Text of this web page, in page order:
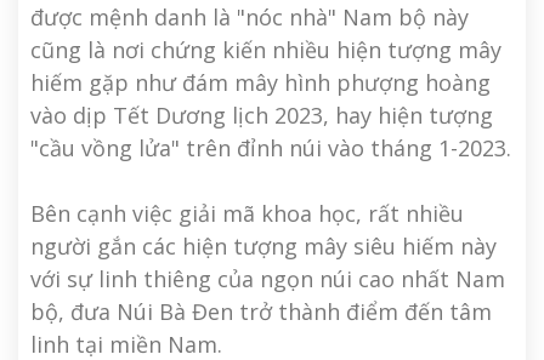
được mệnh danh là "nóc nhà" Nam bộ này
cũng là nơi chứng kiến nhiều hiện tượng mây
hiếm gặp như đám mây hình phượng hoàng
vào dịp Tết Dương lịch 2023, hay hiện tượng
"cầu vồng lửa" trên đỉnh núi vào tháng 1-2023.
Bên cạnh việc giải mã khoa học, rất nhiều
người gắn các hiện tượng mây siêu hiếm này
với sự linh thiêng của ngọn núi cao nhất Nam
bộ, đưa Núi Bà Đen trở thành điểm đến tâm
linh tại miền Nam.